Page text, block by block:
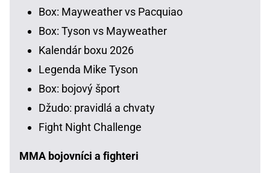
Box: Mayweather vs Pacquiao
Box: Tyson vs Mayweather
Kalendár boxu 2026
Legenda Mike Tyson
Box: bojový šport
Džudo: pravidlá a chvaty
Fight Night Challenge
MMA bojovníci a fighteri